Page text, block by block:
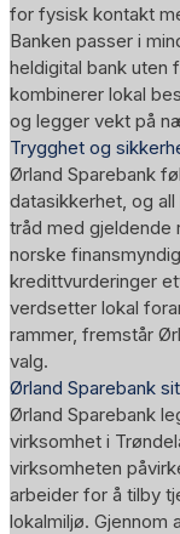
for fysisk kontakt
Banken passer i
heldigital bank
kombinerer lokal
og legger vekt på
Trygghet og
Ørland Sparebank
datasikkerhet, og
tråd med gjeldende
norske
kredittvurderinger
verdsetter lokal
rammer, fremstår
valg.
Ørland Sparebank
Ørland Sparebank
virksomhet i
virksomheten
arbeider for å tilby
lokalmiljø. Gjennom